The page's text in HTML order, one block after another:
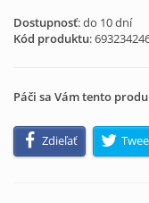
Dostupnosť: do 10 dní
Kód produktu:
Páči sa Vám tento
Zdieľať